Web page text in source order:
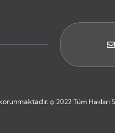
© 2022 Tüm Hakları